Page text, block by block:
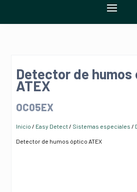
Detector de humos
ATEX
OC05EX
Inicio / Easy Detect/ Sistemas especiales /
Detector de humos óptico ATEX